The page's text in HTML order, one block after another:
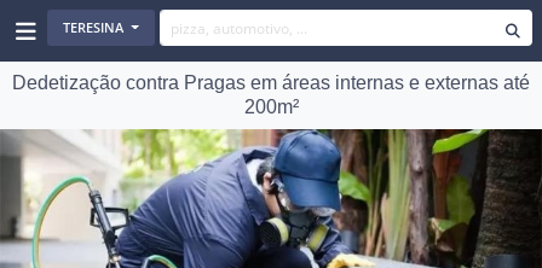
TERESINA
Dedetização contra Pragas em áreas internas e externas até
200m²